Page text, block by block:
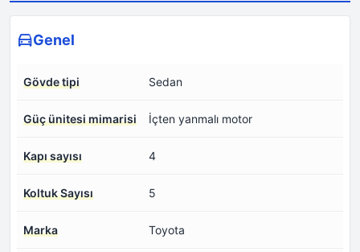
Genel
Gövde tipi Sedan
Güç ünitesi mimarisi İçten yanmalı motor
Kapı sayısı 4
Koltuk Sayısı 5
Marka Toyota